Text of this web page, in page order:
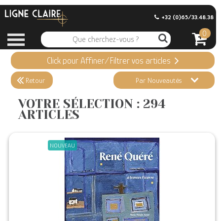
+32 (0)65/33.48.38
0
Appliquer ma Sélection
294 ARTICLES
Effacer vos sélections
Informations
Stock en magasin
Click pour Affiner/Filtrer vos articles
Retour Par Nouveautés
VOTRE SÉLECTION : 294
ARTICLES
NOUVEAU